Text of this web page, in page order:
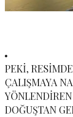
PEKİ,
ÇALIŞMAYA
DOĞUŞTAN